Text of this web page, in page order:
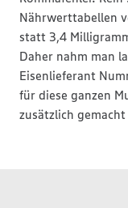
Nährwerttabellen
statt 3,4
Daher nahm man
Eisenlieferant
für diese ganzen
zusätzlich